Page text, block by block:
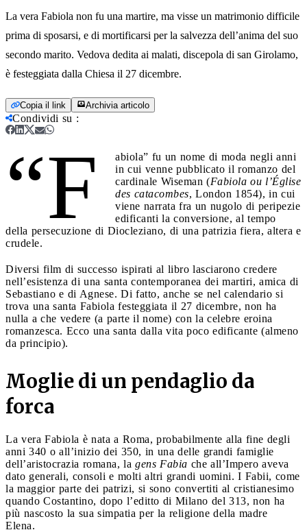
La vera Fabiola non fu una martire, ma visse un matrimonio difficile
prima di sposarsi, e di mortificarsi per la salvezza dell’anima del suo
secondo marito. Vedova dedita ai malati, discepola di san Girolamo,
è festeggiata dalla Chiesa il 27 dicembre.
Copia il link Archivia articolo
Condividi su :
“F
abiola” fu un nome di moda negli anni
in cui venne pubblicato il romanzo del
cardinale Wiseman (Fabiola ou l’Église
des catacombes, London 1854), in cui
viene narrata fra un nugolo di peripezie
edificanti la conversione, al tempo
della persecuzione di Diocleziano, di una patrizia fiera, altera e
crudele.
Diversi film di successo ispirati al libro lasciarono credere
nell’esistenza di una santa contemporanea dei martiri, amica di
Sebastiano e di Agnese. Di fatto, anche se nel calendario si
trova una santa Fabiola festeggiata il 27 dicembre, non ha
nulla a che vedere (a parte il nome) con la celebre eroina
romanzesca. Ecco una santa dalla vita poco edificante (almeno
da principio).
Moglie di un pendaglio da
forca
La vera Fabiola è nata a Roma, probabilmente alla fine degli
anni 340 o all’inizio dei 350, in una delle grandi famiglie
dell’aristocrazia romana, la gens Fabia che all’Impero aveva
dato generali, consoli e molti altri grandi uomini. I Fabii, come
la maggior parte dei patrizi, si sono convertiti al cristianesimo
quando Costantino, dopo l’editto di Milano del 313, non ha
più nascosto la sua simpatia per la religione della madre
Elena.